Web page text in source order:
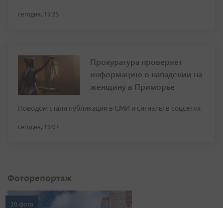
сегодня, 19:25
Прокуратура проверяет
информацию о нападении на
женщину в Приморье
Поводом стали публикации в СМИ и сигналы в соцсетях
сегодня, 19:07
Фоторепортаж
20 фото